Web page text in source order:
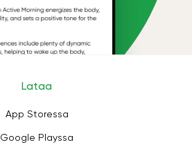
Lataa
App Storessa
Google Playssa